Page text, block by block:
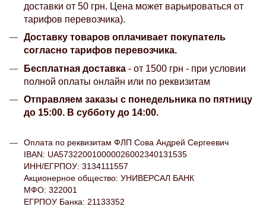
доставки от 50 грн. Цена может варьироваться от
тарифов перевозчика).
Доставку товаров оплачивает покупатель
согласно тарифов перевозчика.
Бесплатная доставка - от 1500 грн - при условии
полной оплаты онлайн или по реквизитам
Отправляем заказы с понедельника по пятницу
до 15:00. В субботу до 14:00.
Оплата по реквизитам ФЛП Сова Андрей Сергеевич
IBAN: UA573220010000026002340131535
ИНН/ЕГРПОУ: 3134111557
Акционерное общество: УНИВЕРСАЛ БАНК
МФО: 322001
ЕГРПОУ Банка: 21133352